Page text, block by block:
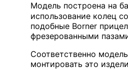
Модель построена на
использование колец
подобные Borner
фрезерованными
Соответственно
монтировать это